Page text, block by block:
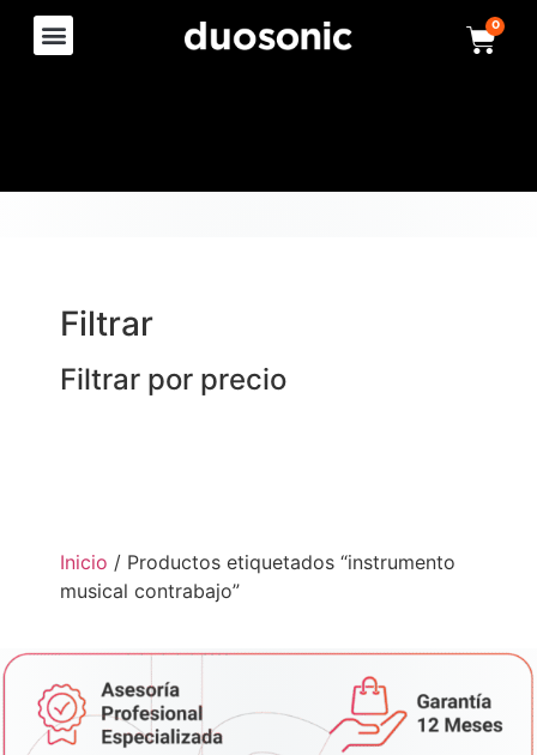
0
Filtrar
Filtrar por precio
Inicio / Productos etiquetados “instrumento
musical contrabajo”